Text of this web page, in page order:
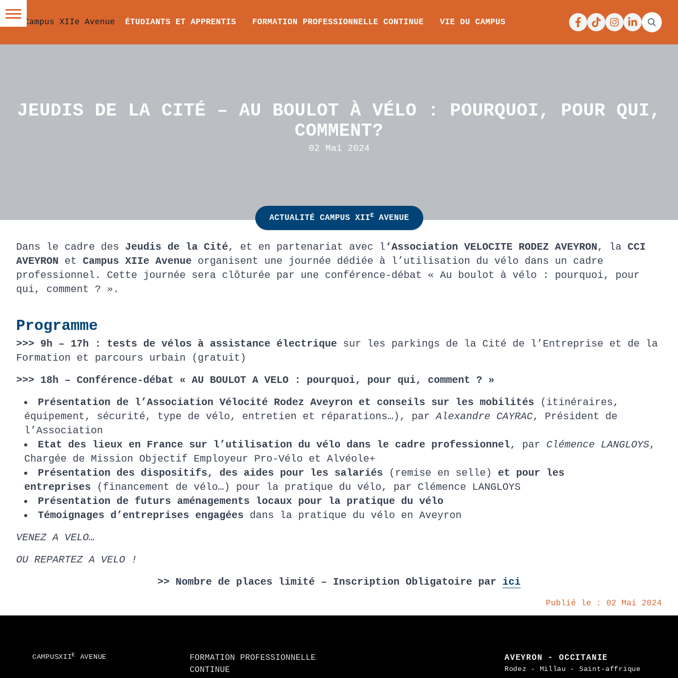
ÉTUDIANTS ET APPRENTIS FORMATION PROFESSIONNELLE CONTINUE VIE DU CAMPUS Facebook
TiktokInstagram
Linkedin
JEUDIS DE LA CITÉ – AU BOULOT À VÉLO : POURQUOI, POUR QUI,
COMMENT?
02 Mai 2024
ACTUALITÉ CAMPUS XIIEAVENUE
Dans le cadre des Jeudis de la Cité, et en partenariat avec l‘Association VELOCITE RODEZ AVEYRON, la CCI
AVEYRON et Campus XIIe Avenue organisent une journée dédiée à l’utilisation du vélo dans un cadre
professionnel. Cette journée sera clôturée par une conférence-débat « Au boulot à vélo : pourquoi, pour
qui, comment ? ».
Programme
>>> 9h – 17h : tests de vélos à assistance électrique sur les parkings de la Cité de l’Entreprise et de la
Formation et parcours urbain (gratuit)
>>> 18h – Conférence-débat « AU BOULOT A VELO : pourquoi, pour qui, comment ? »
Présentation de l’Association Vélocité Rodez Aveyron et conseils sur les mobilités
(itinéraires,
équipement, sécurité, type de vélo, entretien et réparations…), parAlexandre CAYRAC, Président de
l’Association
Etat des lieux en France sur l’utilisation du vélo dans le cadre professionnel, par Clémence LANGLOYS,
Chargée de Mission Objectif Employeur Pro-Vélo et Alvéole+
Présentation des dispositifs, des aides pour les salariés (remise en selle) et pour les
entreprises (financement de vélo…) pour la pratique du vélo, par Clémence LANGLOYS
Présentation de futurs aménagements locaux pour la pratique du vélo
Témoignages d’entreprises engagées dans la pratique du vélo en Aveyron
VENEZ A VELO…
OU REPARTEZ A VELO !
>> Nombre de places limité – Inscription Obligatoire par ici
Publié le : 02 Mai 2024
CAMPUSXIIE AVENUE
FORMATION PROFESSIONNELLE
CONTINUE
AVEYRON - OCCITANIE
Rodez - Millau - Saint-affrique